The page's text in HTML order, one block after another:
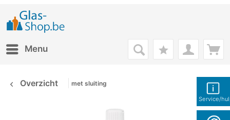
Service/
Menu
Overzicht met sluiting